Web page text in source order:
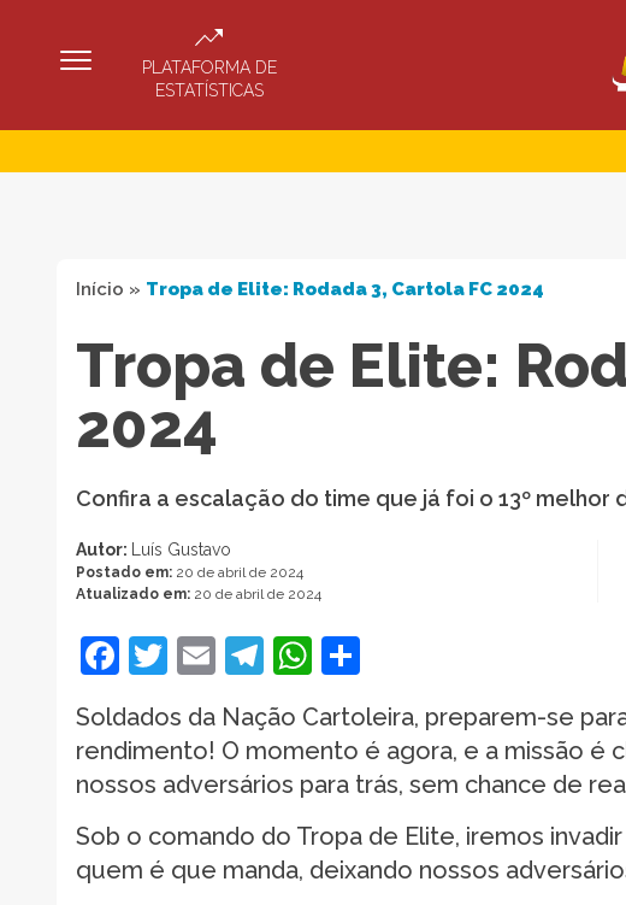
PLATAFORMA DE
ESTATÍSTICAS
Início » Tropa de Elite: Rodada 3, Cartola FC 2024
Tropa de Elite:
2024
Confira a escalação do time que já foi o 13º melhor
Autor: Luís Gustavo
Postado em: 20 de abril de 2024
Atualizado em: 20 de abril de 2024
Facebook
Twitter
EmailTelegram
WhatsApp
Soldados da Nação Cartoleira, preparem-se
rendimento! O momento é agora, e a missão é
nossos adversários para trás, sem chance de
Sob o comando do Tropa de Elite, iremos
quem é que manda, deixando nossos